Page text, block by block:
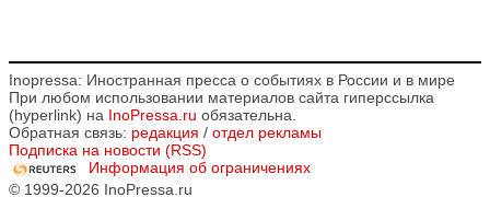
Inopressa: Иностранная пресса о событиях в России и в мире
При любом использовании материалов сайта гиперссылка
(hyperlink) на InoPressa.ru обязательна.
Обратная связь: редакция / отдел рекламы
Подписка на новости (RSS)
Информация об ограничениях
© 1999-2026 InoPressa.ru